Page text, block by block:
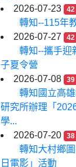
2026-07-23
42
轉知--115年
2026-07-27
42
轉知--攜手迎
子夏令營
2026-07-08
39
轉知國立高
研究所辦理「
學...
2026-07-20
38
轉知大村鄉
日電影」活動